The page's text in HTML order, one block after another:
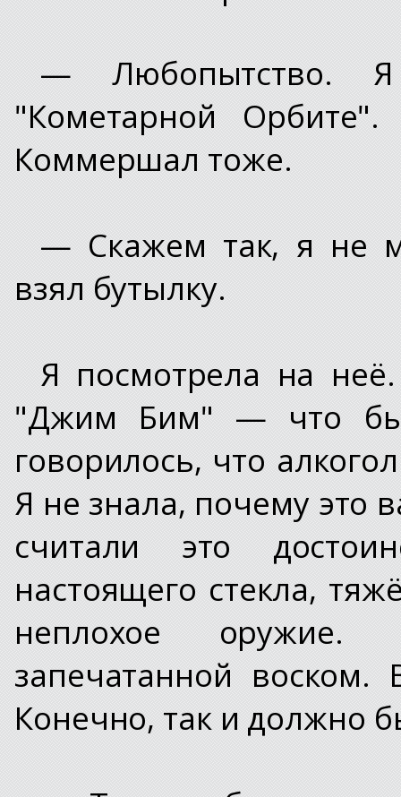
— Любопытство.
"Кометарной
Коммершал тоже.
— Скажем так, я не
взял бутылку.
Я посмотрела на
"Джим Бим" — что
говорилось, что
Я не знала, почему это
считали это
настоящего стекла,
неплохое оружие.
запечатанной
Конечно, так и должно